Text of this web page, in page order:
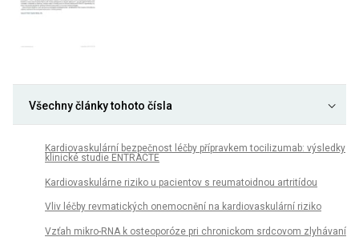
Všechny články tohoto čísla
Kardiovaskulární bezpečnost léčby přípravkem tocilizumab: výsledky
klinické studie ENTRACTE
Kardiovaskulárne riziko u pacientov s reumatoidnou artritídou
Vliv léčby revmatických onemocnění na kardiovaskulární riziko
Vzťah mikro-RNA k osteoporóze pri chronickom srdcovom zlyhávaní